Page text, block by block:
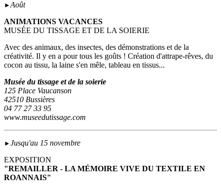
►Août
ANIMATIONS VACANCES
MUSÉE DU TISSAGE ET DE LA SOIERIE
Avec des animaux, des insectes, des démonstrations et de la
créativité. Il y en a pour tous les goûts ! Création d'attrape-rêves, du
cocon au tissu, la laine s'en mêle, tableau en tissus...
Musée du tissage et de la soierie
125 Place Vaucanson
42510 Bussières
04 77 27 33 95
www.museedutissage.com
► Jusqu'au 15 novembre
EXPOSITION
"REMAILLER - LA MÉMOIRE VIVE DU TEXTILE EN
ROANNAIS"